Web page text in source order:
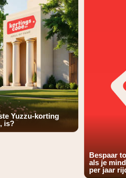
Yuzzu-korting
is?
Bespaar
als je
per jaar